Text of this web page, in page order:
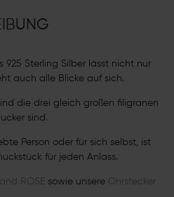
925 Sterling Silber lässt nicht nur
auch alle Blicke auf sich.
die drei gleich großen filigranen
sind.
Person oder für sich selbst, ist
für jeden Anlass.
ROSE sowie unsere
Ohrstecker